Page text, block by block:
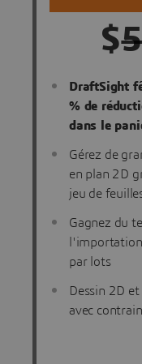
$
DraftSight
% de
dans le
Gérez de
en plan 2D
jeu de
Gagnez du
par lots
Dessin 2D
avec